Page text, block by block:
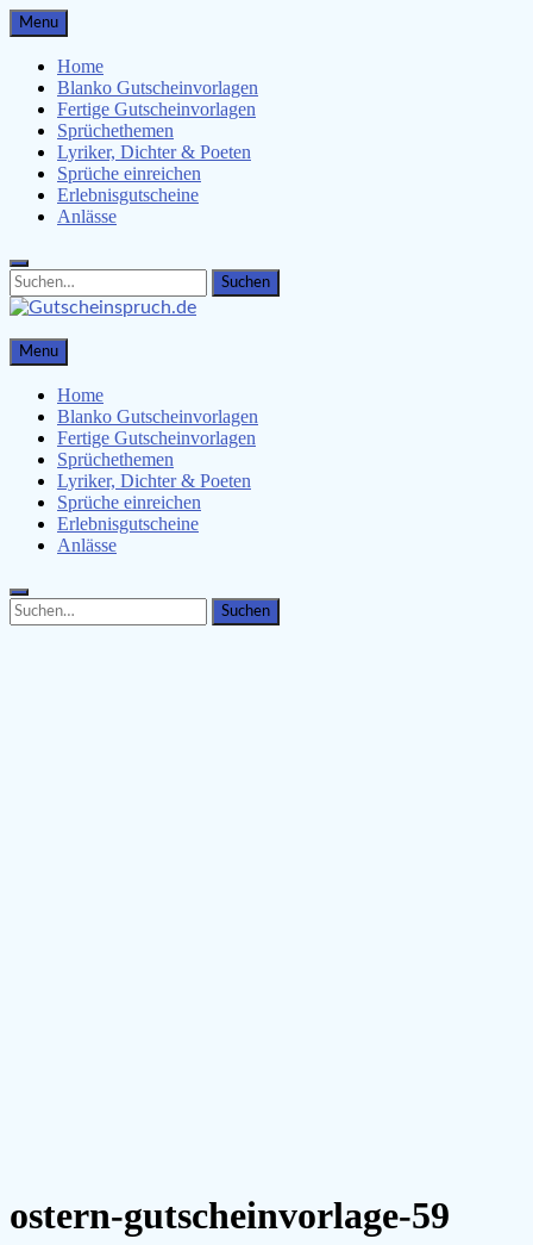
Skip
to
content
Menu
Home
Blanko Gutscheinvorlagen
Fertige Gutscheinvorlagen
Sprüchethemen
Lyriker, Dichter & Poeten
Sprüche einreichen
Erlebnisgutscheine
Anlässe
Search
for:
Search
Gutscheinspruch.de
Gutscheinsprüche & Gutscheinvorlagen finden
Menu
Home
Blanko Gutscheinvorlagen
Fertige Gutscheinvorlagen
Sprüchethemen
Lyriker, Dichter & Poeten
Sprüche einreichen
Erlebnisgutscheine
Anlässe
Search
for:
Search
ostern-gutscheinvorlage-59